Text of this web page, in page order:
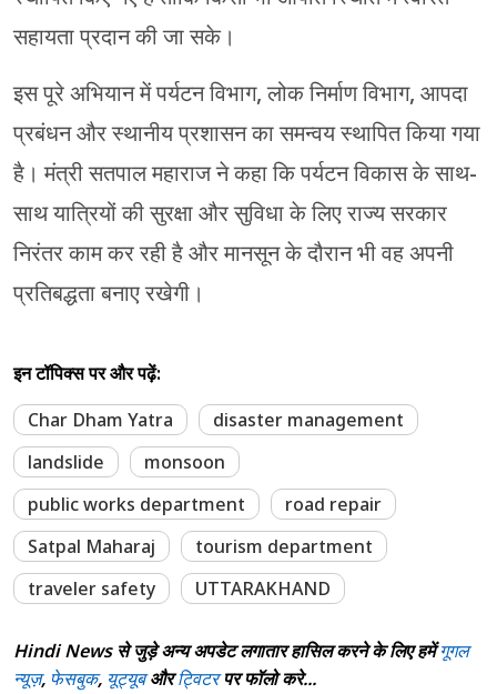
सहायता प्रदान की जा सके।
इस पूरे अभियान में पर्यटन विभाग, लोक निर्माण विभाग, आपदा
प्रबंधन और स्थानीय प्रशासन का समन्वय स्थापित किया गया
है। मंत्री सतपाल महाराज ने कहा कि पर्यटन विकास के साथ-
साथ यात्रियों की सुरक्षा और सुविधा के लिए राज्य सरकार
निरंतर काम कर रही है और मानसून के दौरान भी वह अपनी
प्रतिबद्धता बनाए रखेगी।
इन टॉपिक्स पर और पढ़ें:
Char Dham Yatra
disaster management
landslide
monsoon
public works department
road repair
Satpal Maharaj
tourism department
traveler safety
UTTARAKHAND
Hindi News से जुड़े अन्य अपडेट लगातार हासिल करने के लिए हमेंगूगल
न्यूज़, फेसबुक, यूट्यूबऔरट्विटरपर फॉलो करे...